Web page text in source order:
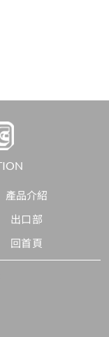
產品介紹
出口部
回首頁